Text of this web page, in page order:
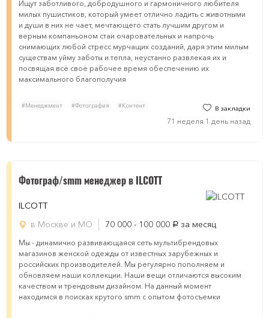
Ищут заботливого, добродушного и гармоничного любителя
милых пушистиков, который умеет отлично ладить с животными
и души в них не чает, мечтающего стать лучшим другом и
верным компаньоном стаи очаровательных и напрочь
снимающих любой стресс мурчащих созданий, даря этим милым
существам уйму заботы и тепла, неустанно развлекая их и
посвящая всё своё рабочее время обеспечению их
максимального благополучия
#Менеджмент #Фотография #Контент В закладки
71 неделя 1 день назад
Фотограф/smm менеджер в ILCOTT
ILCOTT
в Москве и МО
70 000 - 100 000 руб. за месяц
Мы - динамично развивающаяся сеть мультибрендовых
магазинов женской одежды от известных зарубежных и
российских производителей. Мы регулярно пополняем и
обновляем наши коллекции. Наши вещи отличаются высоким
качеством и трендовым дизайном. На данный момент
находимся в поисках крутого smm с опытом фотосъемки